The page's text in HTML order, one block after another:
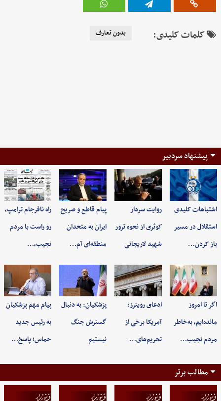
کلمات کلیدی: بدون تعارف
پیشنهاد سردبیر
اشتباهات کلیدی
استقلال در مسیر
باز کردن…
روایت سردار
کوثری از نحوه ترور
شهید لاریجانی
پیام قاطع و صریح
ایران به متحدان
منطقه‌ای آم…
راه نافرجام ترامپ،
رو راست با مردم
نجیب،…
اگر تا امروز
مانده‌ایم، به‌خاطر
مردم نجیب…
ادعای رویترز:
آمریکا برخی از
تحریم‌های…
پزشکیان: به‌ دنبال
گسترش جنگ
نیستیم
پیام مهم پزشکیان
به رئیس جدید
حماس؛ پاسخ…
مطالب برتر